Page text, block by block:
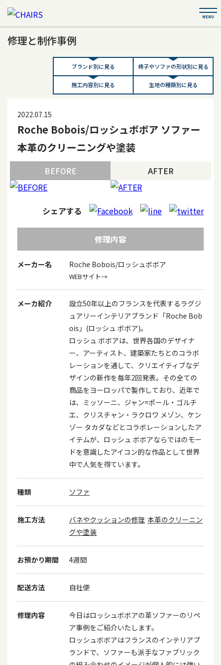
修理と制作事例
ブランド別に見る 椅子やソファの形状別に見る
施工内容別に見る 生地の種類別に見る
2022.07.15
Roche Bobois/ロッシュボボア ソファー
本革のクリーニングや塗装
BEFORE AFTER
シェアする
修理内容
メーカー名 Roche Bobois/ロッシュボボア
WEBサイト→
メーカ紹介
設立50年以上のフランスを代表するラグジ
ュアリーインテリアブランド「Roche Bob
ois」(ロッシュ ボボア)。
ロッシュ ボボアは、世界各国のデザイナ
ー、アーティスト、建築家たちとのコラボ
レーションを通して、クリエイティブなデ
ザインの新作を毎年2回発表。その全ての
商品をヨーロッパで製作しており、近年で
は、ミッソーニ、ジャン=ポール・ゴルチ
エ、クリスチャン・ラクロワ メゾン、ケン
ゾー タカダなどとコラボレーションしたア
イテムが、ロッシュ ボボアならではのモー
ドを意識したアイコン的な作品として世界
中で人気を得ています。
種類 ソファ
施工方法 バネやクッションの修理 本革のクリーニン
グや塗装
お預かり期間 4週間
配送方法 自社便
修理内容
今日はロッシュボボアの革ソファーのリペ
ア事例をご紹介いたします。
ロッシュボボアはフランスのインテリアブ
ランドで、ソファーも派手なファブリック